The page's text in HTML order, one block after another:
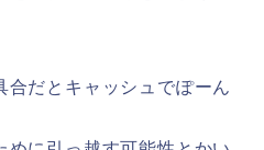
合だとキャッシュでぽーん